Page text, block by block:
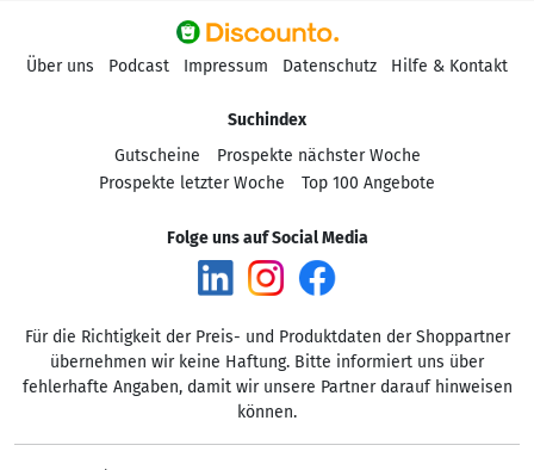
Über uns Podcast Impressum Datenschutz Hilfe & Kontakt
Suchindex
Gutscheine
Prospekte nächster Woche
Prospekte letzter Woche
Top 100 Angebote
Folge uns auf Social Media
Für die Richtigkeit der Preis- und Produktdaten der Shoppartner
übernehmen wir keine Haftung. Bitte informiert uns über
fehlerhafte Angaben, damit wir unsere Partner darauf hinweisen
können.